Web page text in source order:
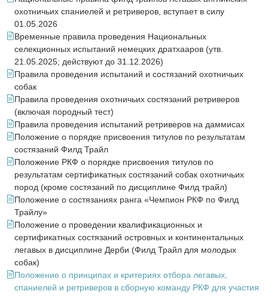
охотничьих спаниелей и ретриверов, вступает в силу
01.05.2026
Временные правила проведения Национальных
селекционных испытаний немецких дратхааров (утв.
21.05.2025; действуют до 31.12.2026)
Правила проведения испытаний и состязаний охотничьих
собак
Правила проведения охотничьих состязаний ретриверов
(включая породный тест)
Правила проведения испытаний ретриверов на даммисах
Положение о порядке присвоения титулов по результатам
состязаний Филд Трайл
Положение РКФ о порядке присвоения титулов по
результатам сертификатных состязаний собак охотничьих
пород (кроме состязаний по дисциплине Филд трайл)
Положение о состязаниях ранга «Чемпион РКФ по Филд
Трайлу»
Положение о проведении квалификационных и
сертификатных состязаний островных и континентальных
легавых в дисциплине Дерби (Филд Трайл для молодых
собак)
Положение о принципах и критериях отбора легавых,
спаниелей и ретриверов в сборную команду РКФ для участия